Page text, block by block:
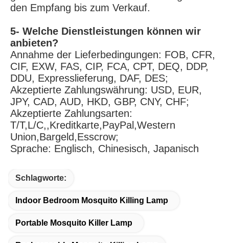
anbieten?
Annahme der Lieferbedingungen: FOB, CFR,
CIF, EXW, FAS, CIP, FCA, CPT, DEQ, DDP,
DDU, Expresslieferung, DAF, DES;
Akzeptierte Zahlungswährung: USD, EUR,
JPY, CAD, AUD, HKD, GBP, CNY, CHF;
Akzeptierte Zahlungsarten:
T/T,L/C,,Kreditkarte,PayPal,Western
Union,Bargeld,Esscrow;
Sprache: Englisch, Chinesisch, Japanisch